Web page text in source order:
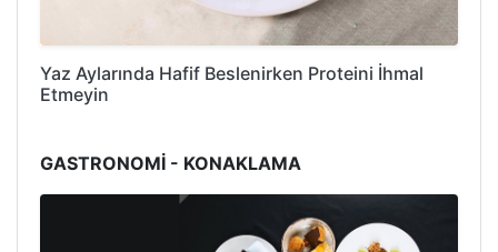
Yaz Aylarında Hafif Beslenirken Proteini İhmal
Etmeyin
GASTRONOMİ - KONAKLAMA